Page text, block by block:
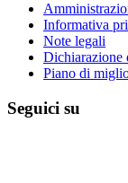
Informativa
Note legali
Dichiarazione
Piano di
Seguici su